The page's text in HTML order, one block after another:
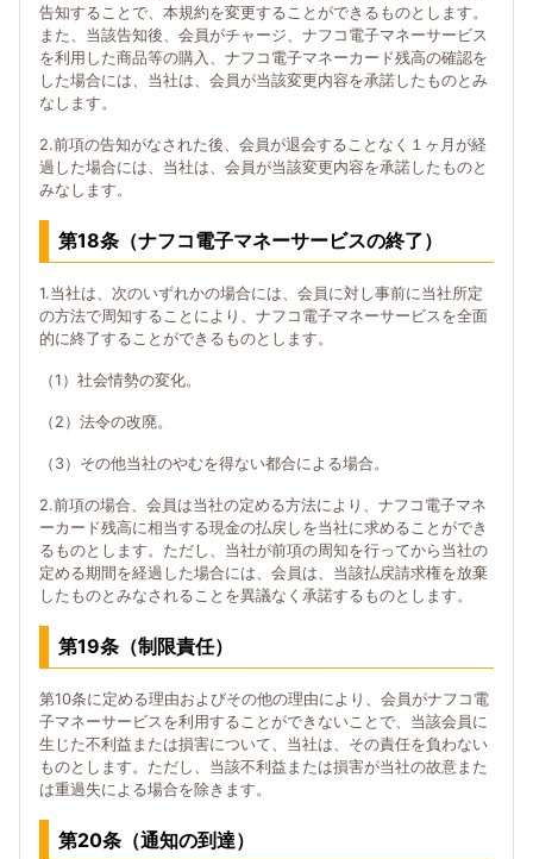
告知することで、本規約を変更することができるものとします。
また、当該告知後、会員がチャージ、ナフコ電子マネーサービス
を利用した商品等の購入、ナフコ電子マネーカード残高の確認を
した場合には、当社は、会員が当該変更内容を承諾したものとみ
なします。
2.前項の告知がなされた後、会員が退会することなく１ヶ月が経
過した場合には、当社は、会員が当該変更内容を承諾したものと
みなします。
第18条（ナフコ電子マネーサービスの終了）
1.当社は、次のいずれかの場合には、会員に対し事前に当社所定
の方法で周知することにより、ナフコ電子マネーサービスを全面
的に終了することができるものとします。
（1）社会情勢の変化。
（2）法令の改廃。
（3）その他当社のやむを得ない都合による場合。
2.前項の場合、会員は当社の定める方法により、ナフコ電子マネ
ーカード残高に相当する現金の払戻しを当社に求めることができ
るものとします。ただし、当社が前項の周知を行ってから当社の
定める期間を経過した場合には、会員は、当該払戻請求権を放棄
したものとみなされることを異議なく承諾するものとします。
第19条（制限責任）
第10条に定める理由およびその他の理由により、会員がナフコ電
子マネーサービスを利用することができないことで、当該会員に
生じた不利益または損害について、当社は、その責任を負わない
ものとします。ただし、当該不利益または損害が当社の故意また
は重過失による場合を除きます。
第20条（通知の到達）